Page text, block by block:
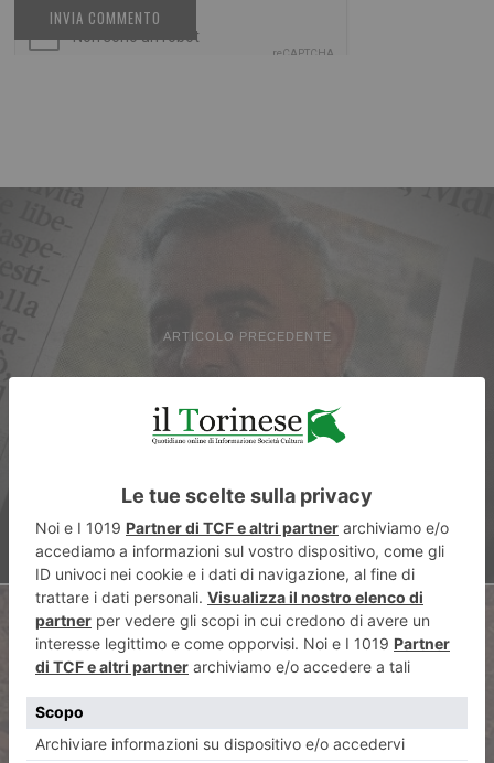
ARTICOLO PRECEDENTE
Venezuela, liberati Trentini e il
torinese Burlò
ARTICOLO SUCCESSIVO